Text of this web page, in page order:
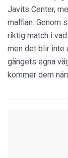
Javits Center,
maffian. Genom
riktig match i
men det blir inte
gängets egna
kommer dem